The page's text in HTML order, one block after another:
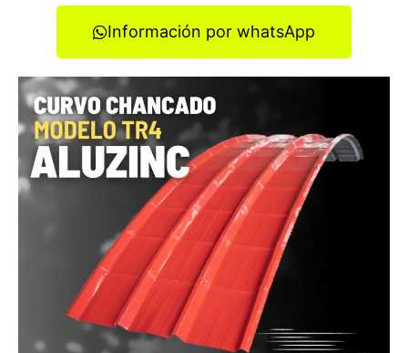
Información por whatsApp